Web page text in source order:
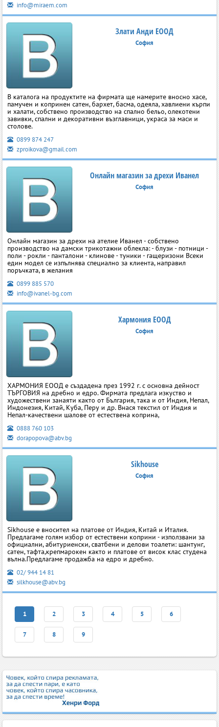
info@miraem.com
Злати Анди ЕООД
София
В каталога на продуктите на фирмата ще намерите вносно хасе,
памучен и копринен сатен, бархет, басма, одеяла, хавлиени кърпи
и халати, собствено производство на спално бельо, олекотени
завивки, спални и декоративни възглавници, украса за маси и
столове.
0899 874 247
zproikova@gmail.com
Онлайн магазин за дрехи Иванел
София
Онлайн магазин за дрехи на ателие Иванел - собствено
производство на дамски трикотажни облекла: - блузи - потници -
поли - рокли - панталони - клинове - туники - гащеризони Всеки
един модел се изпълнява специално за клиента, направил
поръчката, в желания
0899 885 570
info@ivanel-bg.com
Хармония ЕООД
София
ХАРМОНИЯ ЕООД е създадена през 1992 г. с основна дейност
ТЪРГОВИЯ на дребно и едро. Фирмата предлага изкуство и
художествени занаяти както от България, така и от Индия, Непал,
Индонезия, Китай, Куба, Перу и др. Внася текстил от Индия и
Непал-качествени шалове от естествена коприна,
0888 760 103
dorapopova@abv.bg
Sikhouse
София
Sikhouse е вносител на платове от Индия, Китай и Италия.
Предлагаме голям избор от естествени коприни - използвани за
официални, абитуриенски, сватбени и делови тоалети: шантунг,
сатен, тафта,крепмарокен както и платове от висок клас студена
вълна.Предлагаме продажба на едро и дребно.
02/ 944 14 81
silkhouse@abv.bg
1 2 3 4 5 6
7 8 9